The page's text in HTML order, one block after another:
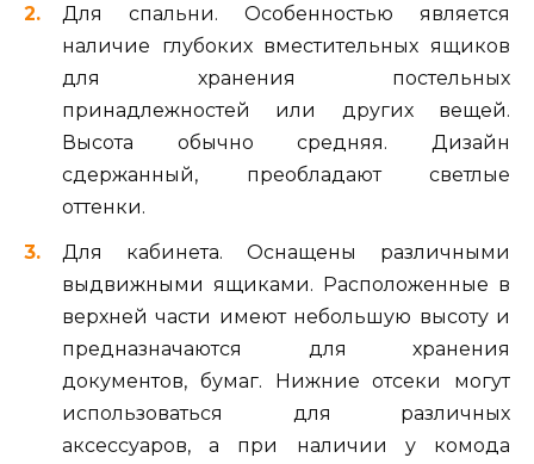
Для спальни. Особенностью является
наличие глубоких вместительных ящиков
для хранения постельных
принадлежностей или других вещей.
Высота обычно средняя. Дизайн
сдержанный, преобладают светлые
оттенки.
Для кабинета. Оснащены различными
выдвижными ящиками. Расположенные в
верхней части имеют небольшую высоту и
предназначаются для хранения
документов, бумаг. Нижние отсеки могут
использоваться для различных
аксессуаров, а при наличии у комода